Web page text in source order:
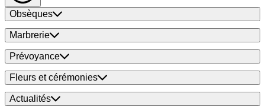
Obsèques
Marbrerie
Prévoyance
Fleurs et cérémonies
Actualités